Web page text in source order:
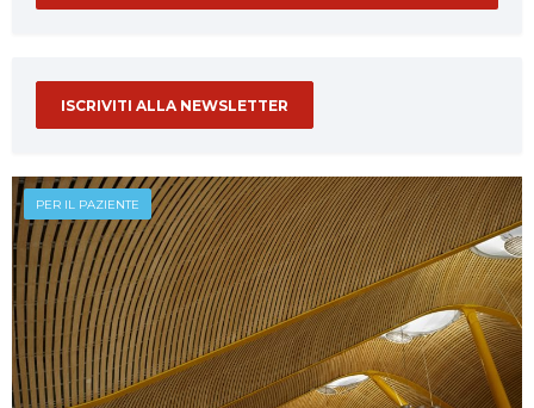
ISCRIVITI ALLA NEWSLETTER
PER IL PAZIENTE